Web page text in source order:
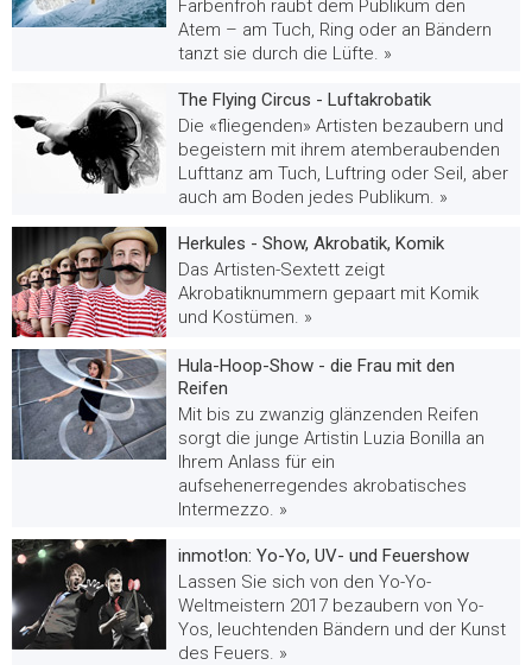
Farbenfroh raubt dem Publikum den
Atem – am Tuch, Ring oder an Bändern
tanzt sie durch die Lüfte. »
The Flying Circus - Luftakrobatik
Die «fliegenden» Artisten bezaubern und
begeistern mit ihrem atemberaubenden
Lufttanz am Tuch, Luftring oder Seil, aber
auch am Boden jedes Publikum. »
Herkules - Show, Akrobatik, Komik
Das Artisten-Sextett zeigt
Akrobatiknummern gepaart mit Komik
und Kostümen. »
Hula-Hoop-Show - die Frau mit den
Reifen
Mit bis zu zwanzig glänzenden Reifen
sorgt die junge Artistin Luzia Bonilla an
Ihrem Anlass für ein
aufsehenerregendes akrobatisches
Intermezzo. »
inmot!on: Yo-Yo, UV- und Feuershow
Lassen Sie sich von den Yo-Yo-
Weltmeistern 2017 bezaubern von Yo-
Yos, leuchtenden Bändern und der Kunst
des Feuers. »